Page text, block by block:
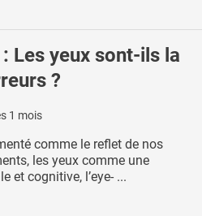
: Les yeux sont-ils la
?
1 mois
comme le reflet de nos
les yeux comme une
et cognitive, l’eye- ...